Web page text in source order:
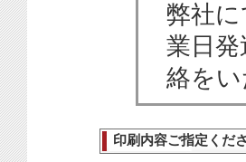
弊社
業日
絡を
印刷内容ご指定くださ